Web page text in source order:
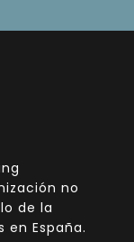
no
de la
España.